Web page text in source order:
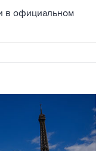
в официальном